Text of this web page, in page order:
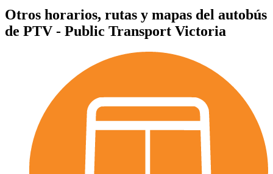
Otros horarios, rutas y mapas del autobús
de PTV - Public Transport Victoria